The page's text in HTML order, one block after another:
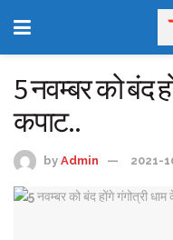
5 नवम्‍बर को बंद
कपाट..
by Admin 2021-